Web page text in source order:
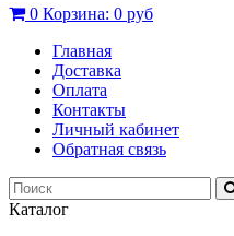
0 Корзина: 0 руб
Главная
Доставка
Оплата
Контакты
Личный кабинет
Обратная связь
Каталог